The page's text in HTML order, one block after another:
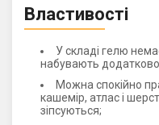
Властивості
У складі гелю
набувають
Можна спокійно
кашемір, атлас і
зіпсуються;